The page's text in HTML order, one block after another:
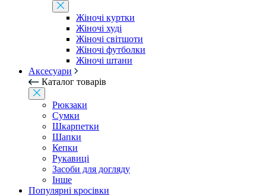
Жіночі куртки
Жіночі худі
Жіночі світшоти
Жіночі футболки
Жіночі штани
Аксесуари
Каталог товарів
Рюкзаки
Сумки
Шкарпетки
Шапки
Кепки
Рукавиці
Засоби для догляду
Інше
Популярні кросівки